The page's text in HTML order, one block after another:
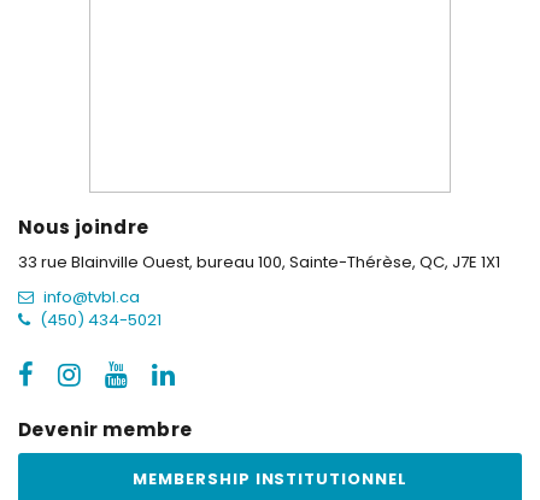
Nous joindre
33 rue Blainville Ouest, bureau 100, Sainte-Thérèse, QC, J7E 1X1
info@tvbl.ca
(450) 434-5021
Devenir membre
MEMBERSHIP INSTITUTIONNEL